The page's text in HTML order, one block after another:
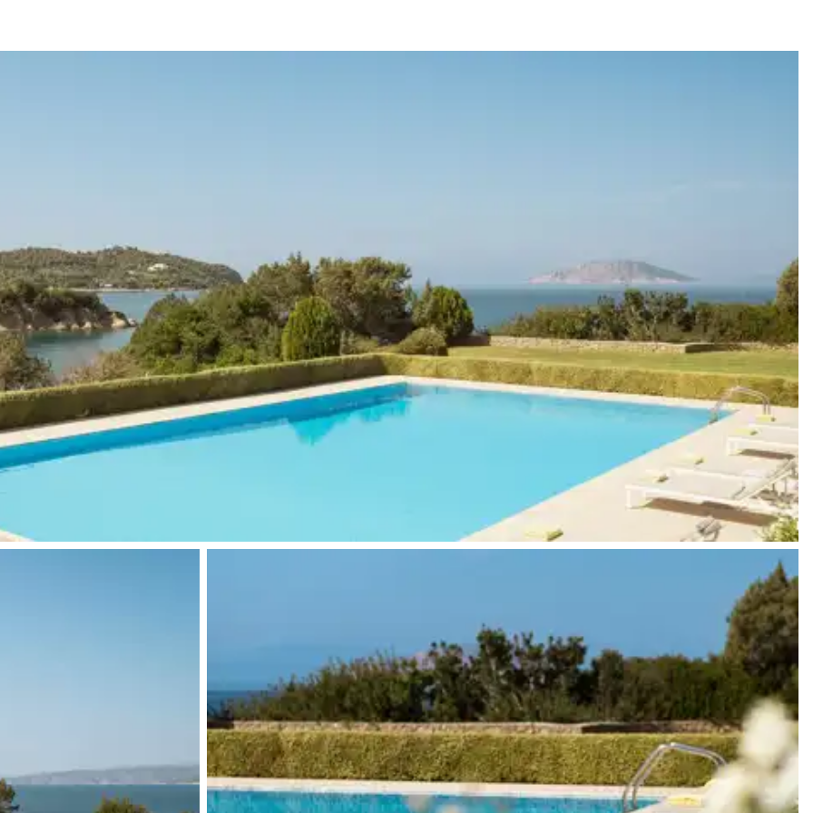
ou la disponibilité. Notre conciergerie vous guidera vers les offres disponibles pour votre séjour.